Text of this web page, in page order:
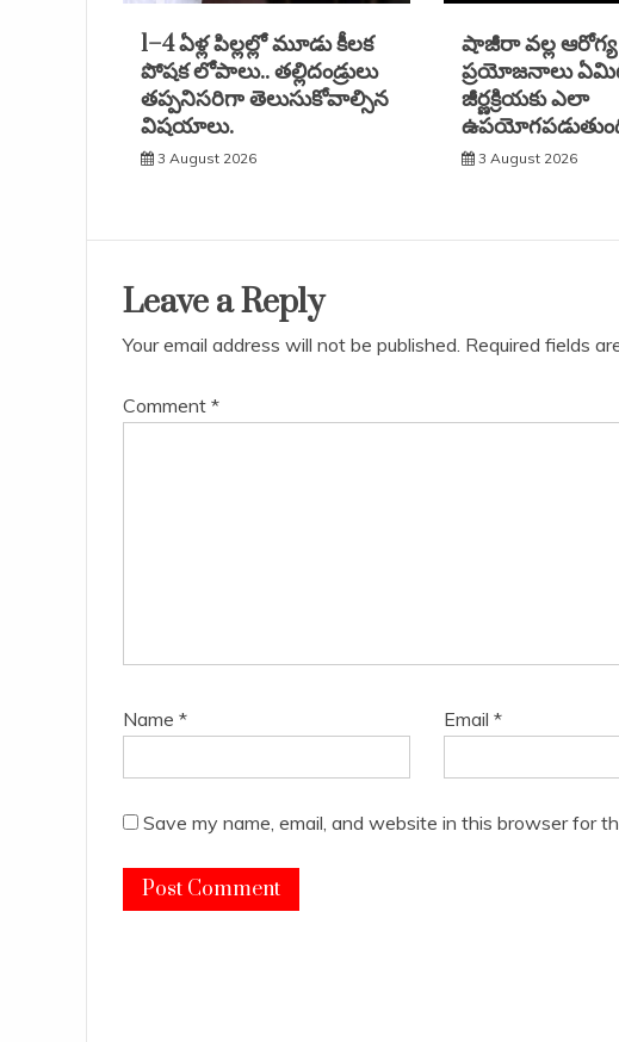
1–4 ఏళ్ల పిల్లల్లో మూడు కీలక
పోషక లోపాలు.. తల్లిదండ్రులు
తప్పనిసరిగా తెలుసుకోవాల్సిన
విషయాలు.
3 August 2026
షాజీరా వల్ల ఆరోగ్య
ప్రయోజనాలు
జీర్ణక్రియకు ఎలా
3 August 2026
Leave a Reply
Your email address will not be published. Required fields
Comment *
Name * Email *
Save my name, email, and website in this browser for